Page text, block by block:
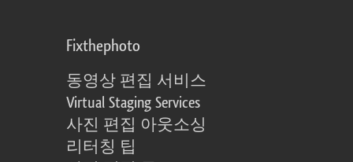
Fixthephoto
동영상 편집 서비스
Virtual Staging Services
사진 편집 아웃소싱
리터칭 팁